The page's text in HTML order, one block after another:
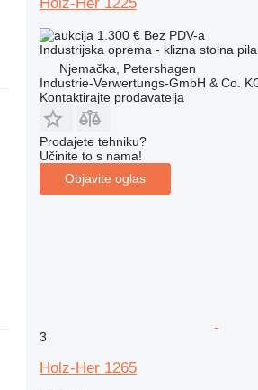
1.300 € Bez PDV-a
Industrijska oprema - klizna stolna pila
Njemačka, Petershagen
Industrie-Verwertungs-GmbH & Co.
Kontaktirajte prodavatelja
Prodajete tehniku?
Učinite to s nama!
Objavite oglas
3
Holz-Her 1265